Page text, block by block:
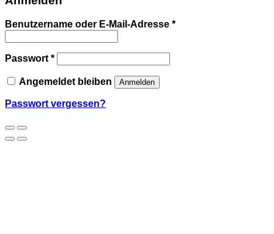
Benutzername oder E-Mail-Adresse *
Passwort *
Angemeldet bleiben Anmelden
Passwort vergessen?